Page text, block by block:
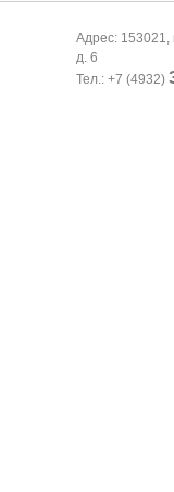
Адрес: 153021,
д. 6
Тел.: +7 (4932)